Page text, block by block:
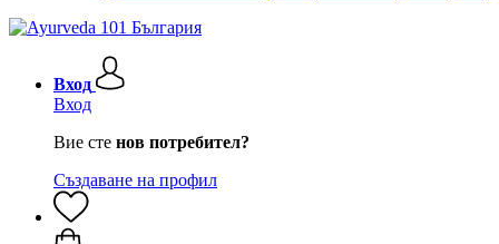
Вход
Вход
Вие сте нов потребител?
Създаване на профил